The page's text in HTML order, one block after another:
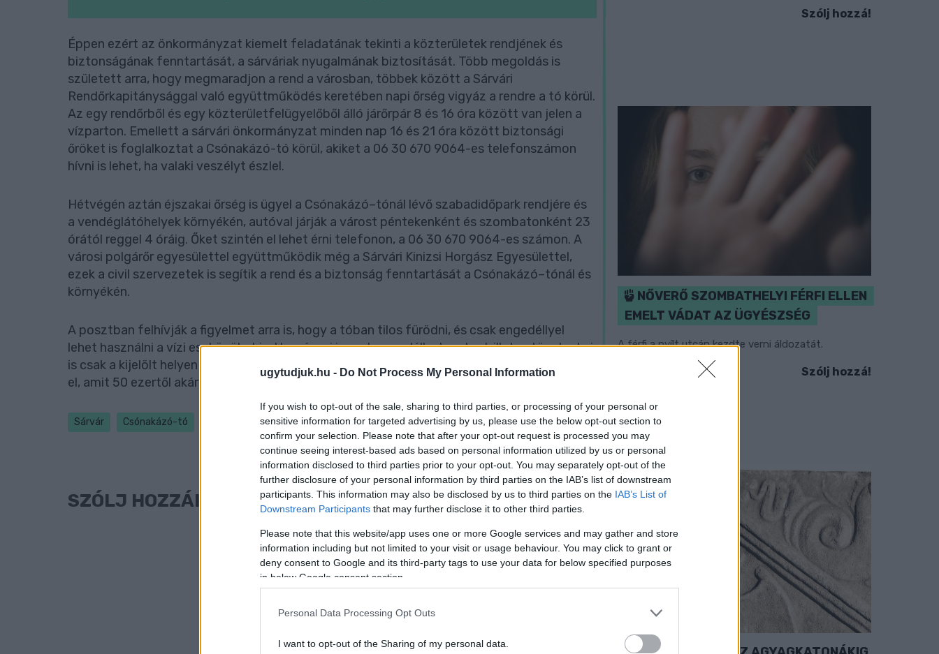
ugytudjuk.hu - Do Not Process My Personal Information
If you wish to opt-out of the sale, sharing to third parties, or processing of your personal or
sensitive information for targeted advertising by us, please use the below opt-out section to
confirm your selection. Please note that after your opt-out request is processed you may
continue seeing interest-based ads based on personal information utilized by us or personal
information disclosed to third parties prior to your opt-out. You may separately opt-out of the
further disclosure of your personal information by third parties on the IAB’s list of downstream
participants. This information may also be disclosed by us to third parties on the IAB’s List of
Downstream Participants that may further disclose it to other third parties.
Please note that this website/app uses one or more Google services and may gather and store
information including but not limited to your visit or usage behaviour. You may click to grant or
deny consent to Google and its third-party tags to use your data for below specified purposes
in below Google consent section.
Personal Data Processing Opt Outs
I want to opt-out of the Sharing of my personal data.
Éppen ezért az önkormányzat kiemelt feladatának tekinti a közterületek rendjének és
biztonságának fenntartását, a sárváriak nyugalmának biztosítását. Több megoldás is
született arra, hogy megmaradjon a rend a városban, többek között a Sárvári
Rendőrkapitánysággal való együttműködés keretében napi őrség vigyáz a rendre a tó körül.
Az egy rendőrből és egy közterületfelügyelőből álló járőrpár 8 és 16 óra között van jelen a
vízparton. Emellett a sárvári önkormányzat minden nap 16 és 21 óra között biztonsági
őröket is foglalkoztat a Csónakázó-tó körül, akiket a 06 30 670 9064-es telefonszámon
hívni is lehet, ha valaki veszélyt észlel.
Hétvégén aztán éjszakai őrség is ügyel a Csónakázó–tónál lévő szabadidőpark rendjére és
a vendéglátóhelyek környékén, autóval járják a várost péntekenként és szombatonként 23
órától reggel 4 óráig. Őket szintén el lehet érni telefonon, a 06 30 670 9064-es számon. A
városi polgárőr egyesülettel együttműködik még a Sárvári Kinizsi Horgász Egyesülettel,
ezek a civil szervezetek is segítik a rend és a biztonság fenntartását a Csónakázó–tónál és
környékén.
A posztban felhívják a figyelmet arra is, hogy a tóban tilos fürödni, és csak engedéllyel
lehet használni a vízi eszközöket is. Horgászni is csak engedéllyel szabad, illetve tüzet rakni
is csak a kijelölt helyen lehet. Aki ezeket a szabályokat megszegi, az szabálysértést követ
el, amit 50 ezertől akár 150 ezer forintig terjedő pénzbírsággal sújthatnak.
Sárvár Csónakázó-tó
SZÓLJ HOZZÁ!
Szólj hozzá!
NŐVERŐ SZOMBATHELYI FÉRFI ELLEN
EMELT VÁDAT AZ ÜGYÉSZSÉG
A férfi a nyílt utcán kezdte verni áldozatát.
Szólj hozzá!